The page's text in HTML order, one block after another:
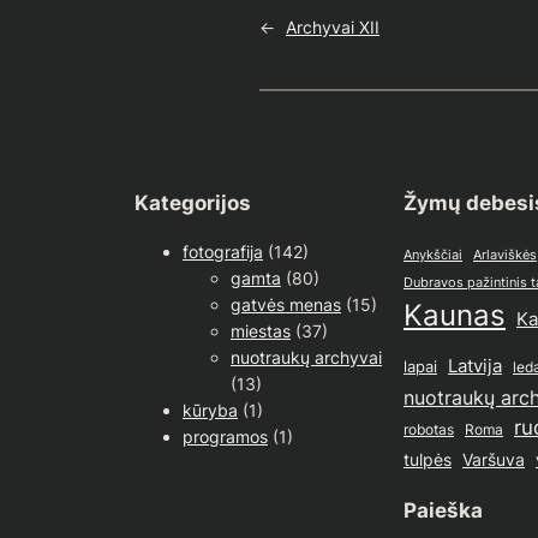
← Archyvai XII
Kategorijos
fotografija (142)
gamta (80)
gatvės menas (15)
miestas (37)
nuotraukų archyvai
(13)
kūryba (1)
programos (1)
Žymų
Anykščiai
Arlaviškės
Dubravos pažintinis
Kaunas
lapai Latvija
nuotraukų
robotas Roma
tulpės Varšuva
Paieška